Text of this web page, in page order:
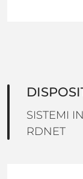
SISTEMI
RDNET